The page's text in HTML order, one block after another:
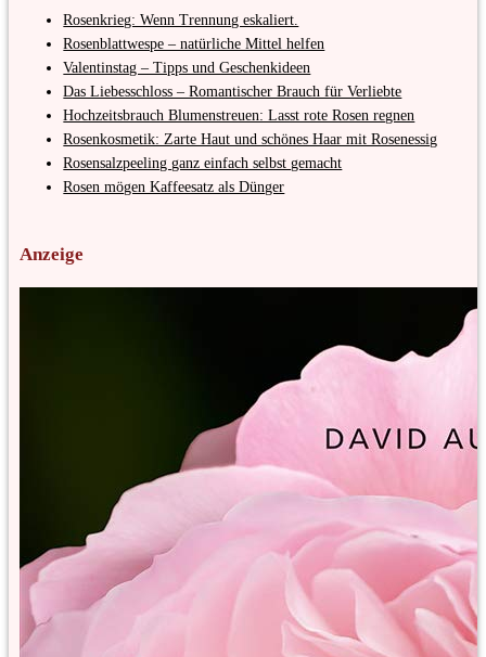
Rosenkrieg: Wenn Trennung eskaliert.
Rosenblattwespe – natürliche Mittel helfen
Valentinstag – Tipps und Geschenkideen
Das Liebesschloss – Romantischer Brauch für Verliebte
Hochzeitsbrauch Blumenstreuen: Lasst rote Rosen regnen
Rosenkosmetik: Zarte Haut und schönes Haar mit Rosenessig
Rosensalzpeeling ganz einfach selbst gemacht
Rosen mögen Kaffeesatz als Dünger
Anzeige